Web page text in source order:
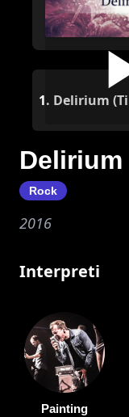
1. Delirium
Rock
2016
Interpreti
Painting